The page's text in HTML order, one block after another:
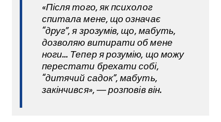
«Після того, як психолог
спитала мене, що означає
“друг”, я зрозумів, що, мабуть,
дозволяю витирати об мене
ноги… Тепер я розумію, що можу
перестати брехати собі,
“дитячий садок”, мабуть,
закінчився», — розповів він.